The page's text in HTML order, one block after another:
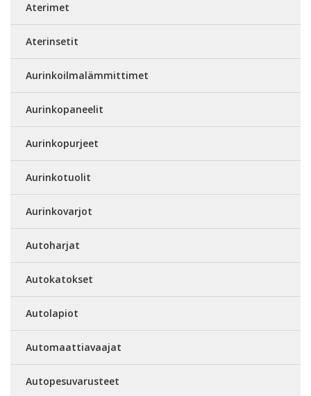
Aterimet
Aterinsetit
Aurinkoilmalämmittimet
Aurinkopaneelit
Aurinkopurjeet
Aurinkotuolit
Aurinkovarjot
Autoharjat
Autokatokset
Autolapiot
Automaattiavaajat
Autopesuvarusteet